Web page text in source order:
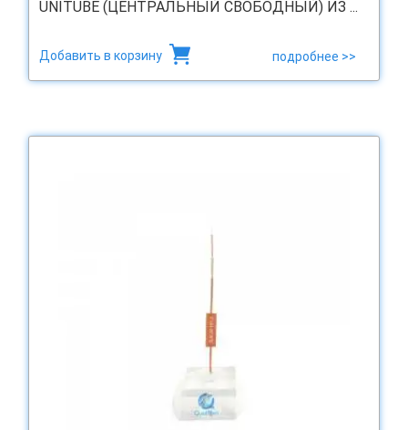
UNITUBE (ЦЕНТРАЛЬНЫЙ СВОБОДНЫЙ) ИЗ ...
Добавить в корзину подробнее >>